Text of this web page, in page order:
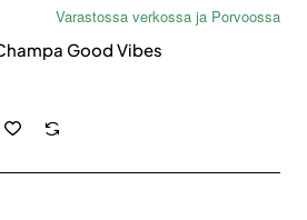
Varastossa verkossa ja Porvoossa
Good Vibes